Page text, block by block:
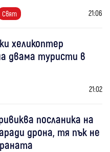
Свят 21:06
хеликоптер
двама туристи в
21:02
посланика на
дрона, тя пък не